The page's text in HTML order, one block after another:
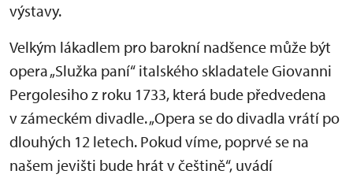
výstavy.
Velkým lákadlem pro barokní nadšence může být
opera „Služka paní“ italského skladatele Giovanni
Pergolesiho z roku 1733, která bude předvedena
v zámeckém divadle. „Opera se do divadla vrátí po
dlouhých 12 letech. Pokud víme, poprvé se na
našem jevišti bude hrát v češtině“, uvádí